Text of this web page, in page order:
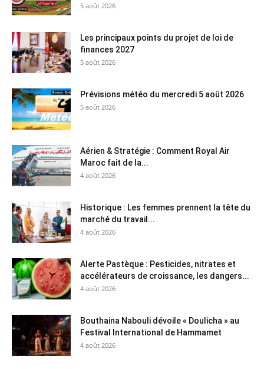
5 août 2026
Les principaux points du projet de loi de
finances 2027
5 août 2026
Prévisions météo du mercredi 5 août 2026
5 août 2026
Aérien & Stratégie : Comment Royal Air
Maroc fait de la...
4 août 2026
Historique : Les femmes prennent la tête du
marché du travail...
4 août 2026
Alerte Pastèque : Pesticides, nitrates et
accélérateurs de croissance, les dangers...
4 août 2026
Bouthaina Nabouli dévoile « Doulicha » au
Festival International de Hammamet
4 août 2026